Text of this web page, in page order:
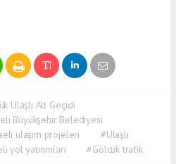
Ulaşlı Alt Geçidi
Büyükşehir Belediyesi
ulaşım projeleri
#Ulaşlı
yol yatırımları #Gölcük trafik